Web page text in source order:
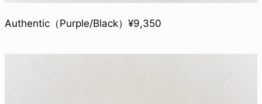
Authentic（Purple/Black）¥9,350